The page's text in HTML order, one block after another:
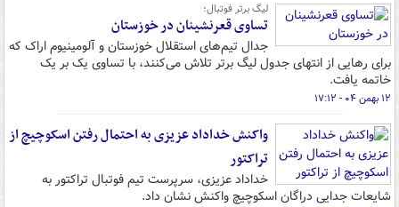
لیگ برتر فوتبال؛
تساوی قعرنشینان در خوزستان
جدال تیم‌های استقلال خوزستان و آلومینیوم اراک که
برای رهایی از انتهای جدول لیگ برتر تلاش می‌کنند، با تساوی یک بر یک
خاتمه یافت.
۱۲ بهمن ۰۴ - ۱۷:۱۲
واکنش خداداد عزیزی به احتمال رفتن اسکوچیچ از
تراکتور
خداداد عزیزی، سرپرست تیم فوتبال تراکتور به
شایعات جدایی دراگان اسکوچیچ واکنش نشان داد.